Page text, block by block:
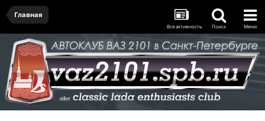
Главная
Вся активность Поиск Меню